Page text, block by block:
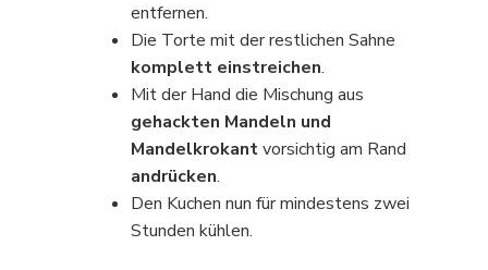
entfernen.
Die Torte mit der restlichen Sahne
komplett einstreichen.
Mit der Hand die Mischung aus
gehackten Mandeln und
Mandelkrokantvorsichtig am Rand
andrücken.
Den Kuchen nun für mindestens zwei
Stunden kühlen.